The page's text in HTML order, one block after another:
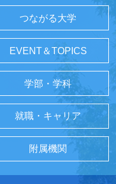
つながる大学
EVENT＆TOPICS
学部・学科
就職・キャリア
附属機関